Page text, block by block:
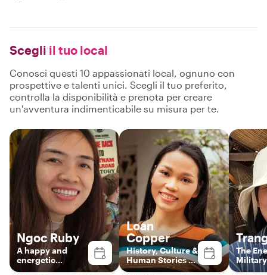
Scegli il tuo local
Conosci questi 10 appassionati local, ognuno con
prospettive e talenti unici. Scegli il tuo preferito,
controlla la disponibilità e prenota per creare
un'avventura indimenticabile su misura per te.
Ngoc Ruby
A happy and
energetic
Hanoian
Loan
Copper
History, Culture &
Human Stories of
Vietnam
The
Military